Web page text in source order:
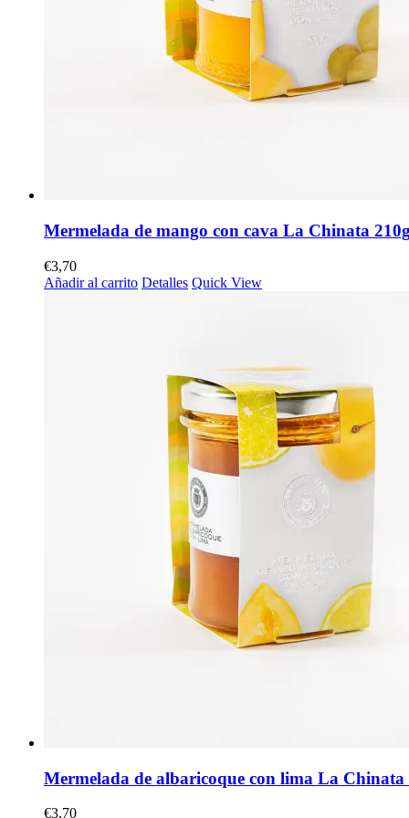
Mermelada de mango con cava La Chinata
€3,70
Añadir al carrito Detalles Quick View
Mermelada de albaricoque con lima La Chinata
€3,70